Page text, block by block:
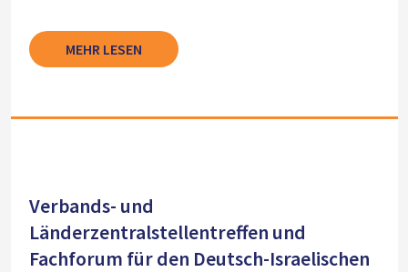
MEHR LESEN
Verbands- und
Länderzentralstellentreffen und
Fachforum für den Deutsch-Israelischen